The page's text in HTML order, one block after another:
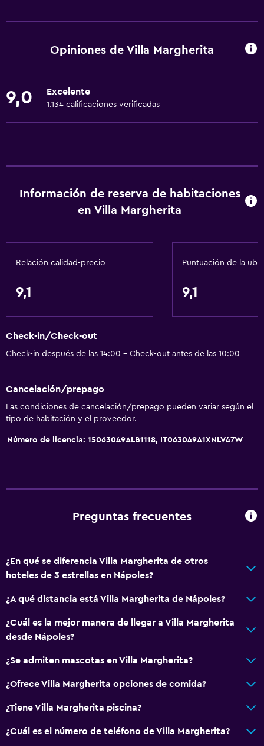
Wifi gratis
Extinguidor
Gel de ducha
Aire acondicionado
Autos de alquiler
Servicio de despertador
Instalaciones para reuniones
Servicio de habitaciones
Check-out exprés
General
Vista a una calle tranquila
Habitaciones familiares
Vista al mar
Zona de estar
Vista al jardín
Piso de cerámica/mármol
Vista a la ciudad
Opiniones de Villa Margherita
9,0 Excelente
1.134 calificaciones verificadas
Información de reserva de habitaciones
en Villa Margherita
Relación calidad-precio
9,1
Puntuación de la
9,1
Check-in/Check-out
Check-in después de las 14:00 - Check-out antes de las 10:00
Cancelación/prepago
Las condiciones de cancelación/prepago pueden variar según el
tipo de habitación y el proveedor.
Número de licencia: 15063049ALB1118, IT063049A1XNLV47W
Preguntas frecuentes
¿En qué se diferencia Villa Margherita de otros
hoteles de 3 estrellas en Nápoles?
¿A qué distancia está Villa Margherita de Nápoles?
¿Cuál es la mejor manera de llegar a Villa Margherita
desde Nápoles?
¿Se admiten mascotas en Villa Margherita?
¿Ofrece Villa Margherita opciones de comida?
¿Tiene Villa Margherita piscina?
¿Cuál es el número de teléfono de Villa Margherita?